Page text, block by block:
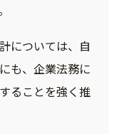
については、自
も、企業法務に
ることを強く推